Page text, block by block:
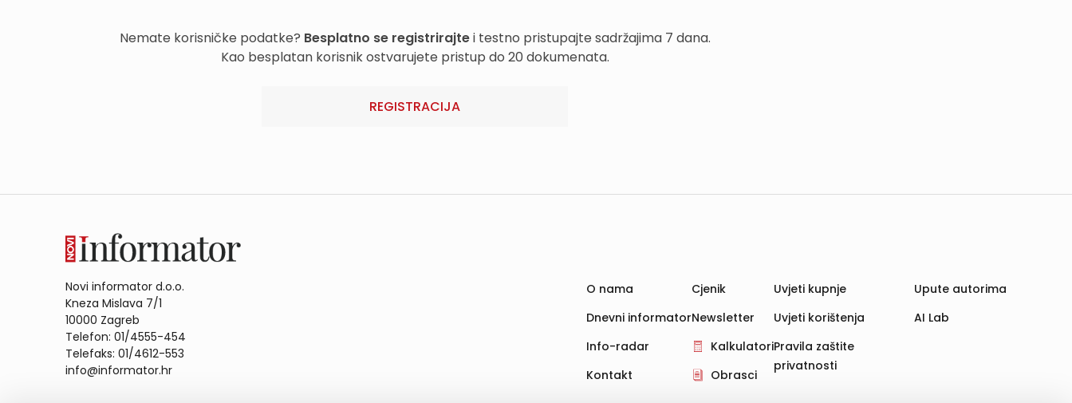
Nemate korisničke podatke? Besplatno se registrirajtei testno pristupajte sadržajima 7 dana.
Kao besplatan korisnik ostvarujete pristup do 20 dokumenata.
REGISTRACIJA
Novi informator d.o.o.
Kneza Mislava 7/1
10000 Zagreb
Telefon: 01/4555-454
Telefaks: 01/4612-553
info@informator.hr
O nama
Dnevni informator
Info-radar
Kontakt
Cjenik
Newsletter
Kalkulatori
Obrasci
Uvjeti kupnje
Uvjeti korištenja
Pravila zaštite
privatnosti
Upute autorima
AI Lab